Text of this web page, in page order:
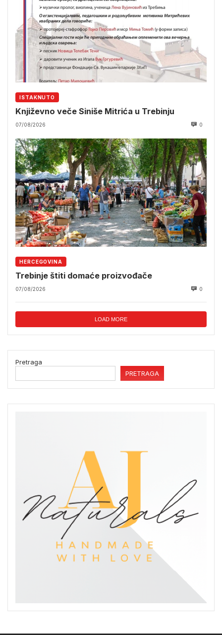
ISTAKNUTO
Književno veče Siniše Mitrića u Trebinju
07/08/2026 0
HERCEGOVINA
Trebinje štiti domaće proizvođače
07/08/2026 0
LOAD MORE
Pretraga
PRETRAGA